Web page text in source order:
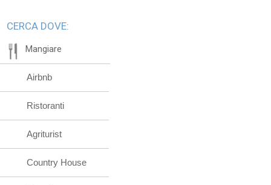
CERCA DOVE:
Mangiare
Airbnb
Ristoranti
Agriturist
Country House